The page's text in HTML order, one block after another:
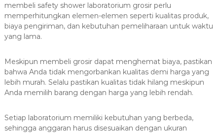
membeli safety shower laboratorium grosir perlu
memperhitungkan elemen-elemen seperti kualitas produk,
biaya pengiriman, dan kebutuhan pemeliharaan untuk waktu
yang lama.
Meskipun membeli grosir dapat menghemat biaya, pastikan
bahwa Anda tidak mengorbankan kualitas demi harga yang
lebih murah. Selalu pastikan kualitas tidak hilang meskipun
Anda memilih barang dengan harga yang lebih rendah.
Setiap laboratorium memiliki kebutuhan yang berbeda,
sehingga anggaran harus disesuaikan dengan ukuran